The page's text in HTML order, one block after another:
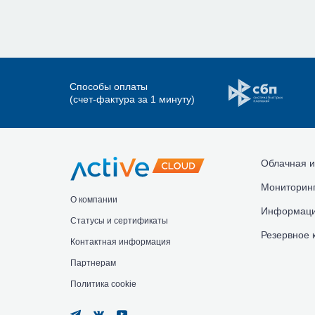
Способы оплаты
(счет-фактура за 1 минуту)
Облачная
Резервное
О компании
Статусы и сертификаты
Контактная информация
Партнерам
Политика cookie